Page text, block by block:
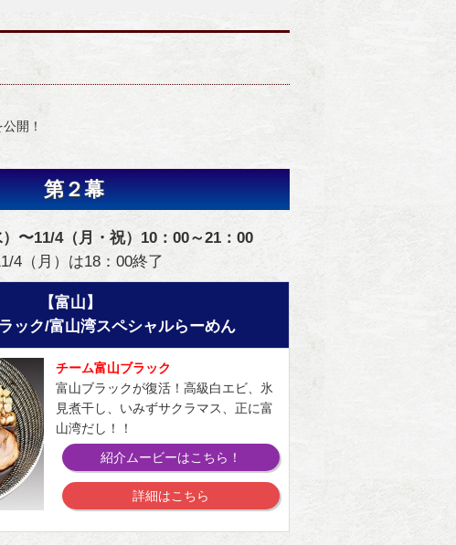
開！
第２幕
〜11/4（月・祝）10：00～21：00
4（月）は18：00終了
【富山】
ック/富山湾スペシャルらーめん
チーム富山ブラック
富山ブラックが復活！高級白エビ、氷
見煮干し、いみずサクラマス、正に富
山湾だし！！
紹介ムービーはこちら！
詳細はこちら